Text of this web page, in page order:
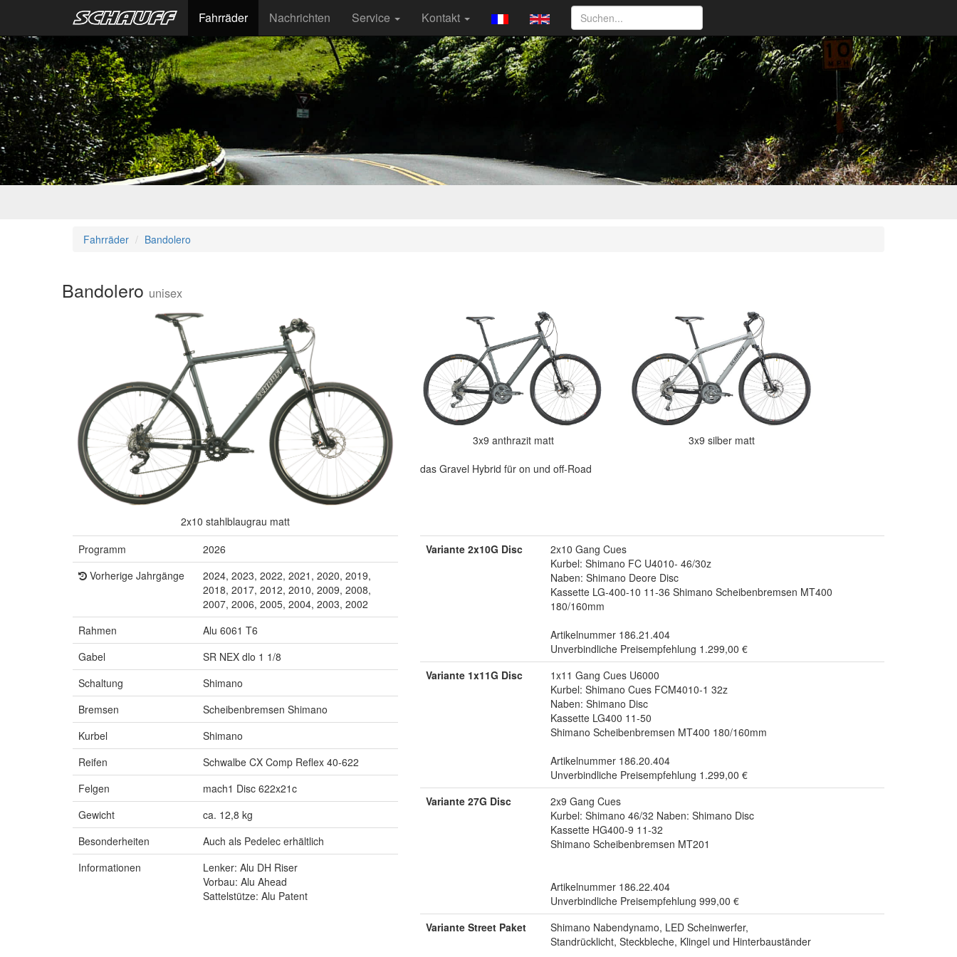
Fahrräder Nachrichten Service Kontakt
Fahrräder Bandolero
Bandolero unisex
2x10 stahlblaugrau matt
3x9 anthrazit matt 3x9 silber matt
das Gravel Hybrid für on und off-Road
Programm
2026
Vorherige Jahrgänge
2024, 2023, 2022, 2021, 2020, 2019,
2018, 2017, 2012, 2010, 2009, 2008,
2007, 2006, 2005, 2004, 2003, 2002
Rahmen
Alu 6061 T6
Gabel
SR NEX dlo 1 1/8
Schaltung
Shimano
Bremsen
Scheibenbremsen Shimano
Kurbel
Shimano
Reifen
Schwalbe CX Comp Reflex 40-622
Felgen
mach1 Disc 622x21c
Gewicht
ca. 12,8 kg
Besonderheiten
Auch als Pedelec erhältlich
Informationen
Lenker: Alu DH Riser
Vorbau: Alu Ahead
Sattelstütze: Alu Patent
Variante 2x10G Disc
2x10 Gang Cues
Kurbel: Shimano FC U4010- 46/30z
Naben: Shimano Deore Disc
Kassette LG-400-10 11-36 Shimano Scheibenbremsen MT400
180/160mm
Artikelnummer 186.21.404
Unverbindliche Preisempfehlung 1.299,00 €
Variante 1x11G Disc
1x11 Gang Cues U6000
Kurbel: Shimano Cues FCM4010-1 32z
Naben: Shimano Disc
Kassette LG400 11-50
Shimano Scheibenbremsen MT400 180/160mm
Artikelnummer 186.20.404
Unverbindliche Preisempfehlung 1.299,00 €
Variante 27G Disc
2x9 Gang Cues
Kurbel: Shimano 46/32 Naben: Shimano Disc
Kassette HG400-9 11-32
Shimano Scheibenbremsen MT201
Artikelnummer 186.22.404
Unverbindliche Preisempfehlung 999,00 €
Variante Street Paket
Shimano Nabendynamo, LED Scheinwerfer,
Standrücklicht, Steckbleche, Klingel und Hinterbauständer